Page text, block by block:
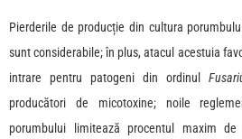
Pierderile de producție din cultura
sunt considerabile; în plus, atacul acestuia
intrare pentru patogeni din ordinul
producători de micotoxine; noile
porumbului limitează procentul maxim